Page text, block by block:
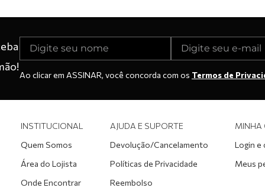
Ao clicar em ASSINAR, você concorda com os Termos de
INSTITUCIONAL
Quem Somos
Área do Lojista
Onde Encontrar
AJUDA E SUPORTE
Devolução/Cancelamento
Políticas de Privacidade
Reembolso
MINHA
Login e
Meus